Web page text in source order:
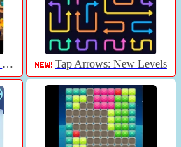
Tap Arrows: New Levels